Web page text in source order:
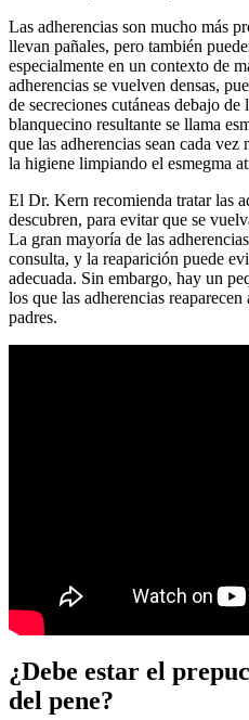
Las adherencias son mucho más
llevan pañales, pero también
especialmente en un contexto de
adherencias se vuelven densas,
de secreciones cutáneas debajo
blanquecino resultante se llama
que las adherencias sean cada
la higiene limpiando el esmegma
El Dr. Kern recomienda tratar las
descubren, para evitar que se
La gran mayoría de las
consulta, y la reaparición puede
adecuada. Sin embargo, hay un
los que las adherencias
padres.
¿Debe estar el
del pene?